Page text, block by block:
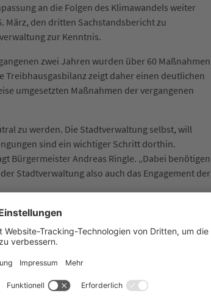
an die Folgen des Klimawandels weiter
März, den dritten Sachstandsbericht zu
zur Kenntnis.
zwei Jahren wurden über 60 Maßnahmen
zeigt daher einen deutlichen
umgesetzten Maßnahmen der vergangenen
zu werden. Die Stadtverwaltung selbst, will
sind ein wichtiger Schritt dorthin.
Bürgermeister Andreas Ringle. „Dabei benötigen
Stadtverwaltung also auch das Engagement der
Bis Ende 2025 wurden in Heilbronn mehr als
Heilbronns pro Jahr erzeugt. Perspektivisch
Das neue PV-Projekt im Gewann
Stöckach nordwestlich von Kirchhausen
200 Gigawattstunden erhöhen und damit etwa ein